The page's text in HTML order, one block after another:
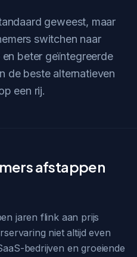
geweest, maar
switchen naar
beter geïntegreerde
de beste alternatieven
een rij.
afstappen
jaren flink aan prijs
niet altijd even
bedrijven en groeiende